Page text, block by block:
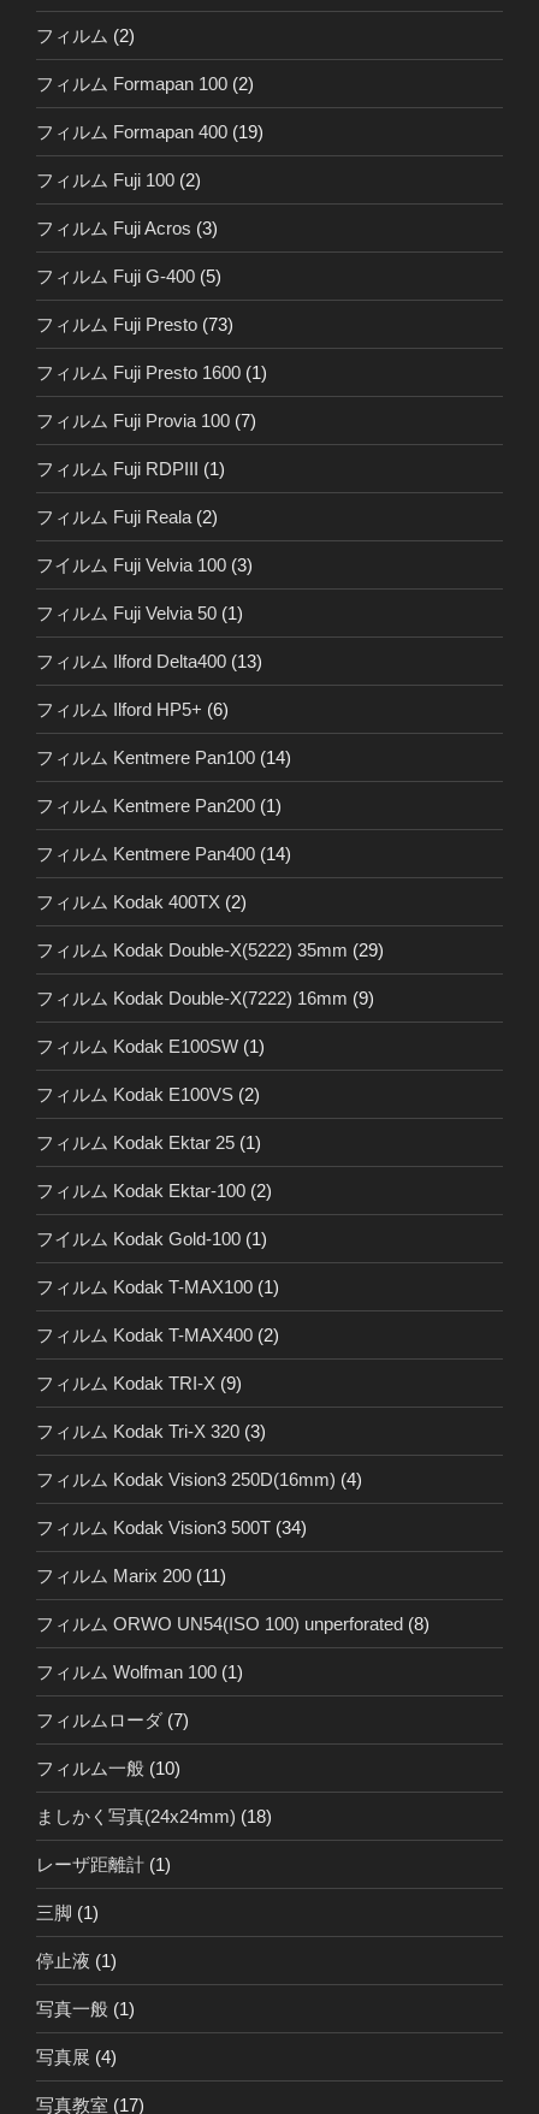
フィルム (2)
フィルム Formapan 100 (2)
フィルム Formapan 400 (19)
フィルム Fuji 100 (2)
フィルム Fuji Acros (3)
フィルム Fuji G-400 (5)
フィルム Fuji Presto (73)
フィルム Fuji Presto 1600 (1)
フィルム Fuji Provia 100 (7)
フィルム Fuji RDPIII (1)
フィルム Fuji Reala (2)
フイルム Fuji Velvia 100 (3)
フィルム Fuji Velvia 50 (1)
フィルム Ilford Delta400 (13)
フィルム Ilford HP5+ (6)
フィルム Kentmere Pan100 (14)
フィルム Kentmere Pan200 (1)
フィルム Kentmere Pan400 (14)
フィルム Kodak 400TX (2)
フィルム Kodak Double-X(5222) 35mm (29)
フィルム Kodak Double-X(7222) 16mm (9)
フィルム Kodak E100SW (1)
フィルム Kodak E100VS (2)
フィルム Kodak Ektar 25 (1)
フィルム Kodak Ektar-100 (2)
フイルム Kodak Gold-100 (1)
フィルム Kodak T-MAX100 (1)
フィルム Kodak T-MAX400 (2)
フィルム Kodak TRI-X (9)
フィルム Kodak Tri-X 320 (3)
フィルム Kodak Vision3 250D(16mm) (4)
フィルム Kodak Vision3 500T (34)
フィルム Marix 200 (11)
フィルム ORWO UN54(ISO 100) unperforated (8)
フィルム Wolfman 100 (1)
フィルムローダ (7)
フィルム一般 (10)
ましかく写真(24x24mm) (18)
レーザ距離計 (1)
三脚 (1)
停止液 (1)
写真一般 (1)
写真展 (4)
写真教室 (17)